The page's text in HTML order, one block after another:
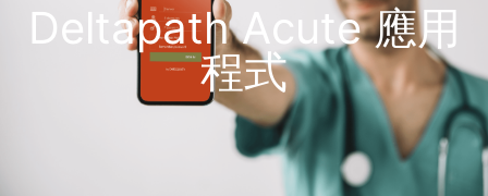
Deltapath Acute 應用
程式